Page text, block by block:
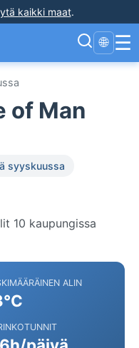
kaikki maat.
🌐 ☰
of Man
syyskuussa
10 kaupungissa
ALIN